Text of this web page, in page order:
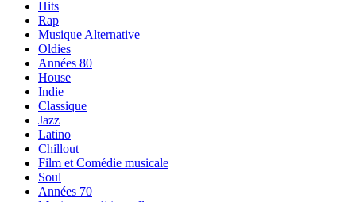
Hits
Rap
Musique Alternative
Oldies
Années 80
House
Indie
Classique
Jazz
Latino
Chillout
Film et Comédie musicale
Soul
Années 70